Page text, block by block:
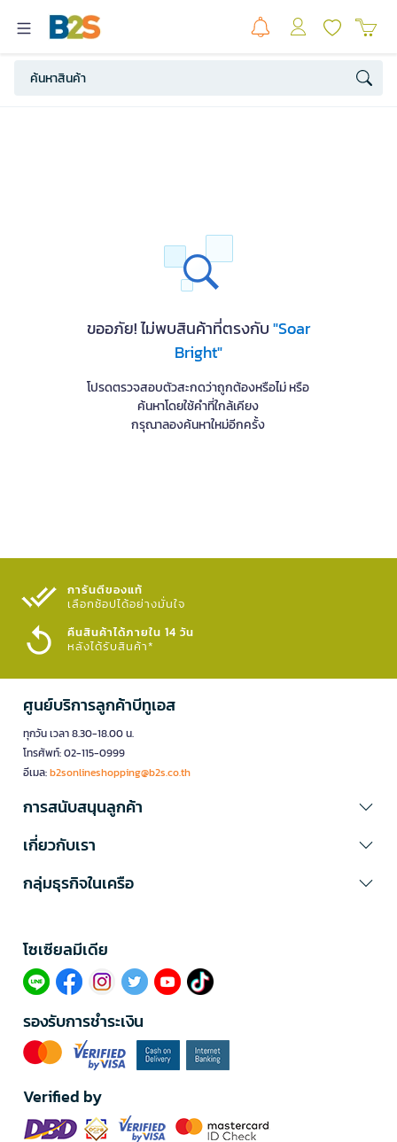
ขออภัย! ไม่พบสินค้าที่ตรงกับ"Soar
Bright"
โปรดตรวจสอบตัวสะกดว่าถูกต้องหรือไม่ หรือ
ค้นหาโดยใช้คำที่ใกล้เคียง
กรุณาลองค้นหาใหม่อีกครั้ง
การันตีของแท้
เลือกช้อปได้อย่างมั่นใจ​
คืนสินค้าได้ภายใน 14 วัน
หลังได้รับสินค้า*
ศูนย์บริการลูกค้าบีทูเอส
ทุกวัน เวลา 8.30-18.00 น.
โทรศัพท์: 02-115-0999
อีเมล:b2sonlineshopping@b2s.co.th
การสนับสนุนลูกค้า
เกี่ยวกับเรา
กลุ่มธุรกิจในเครือ
โซเซียลมีเดีย​
รองรับการชำระเงิน
Verified by